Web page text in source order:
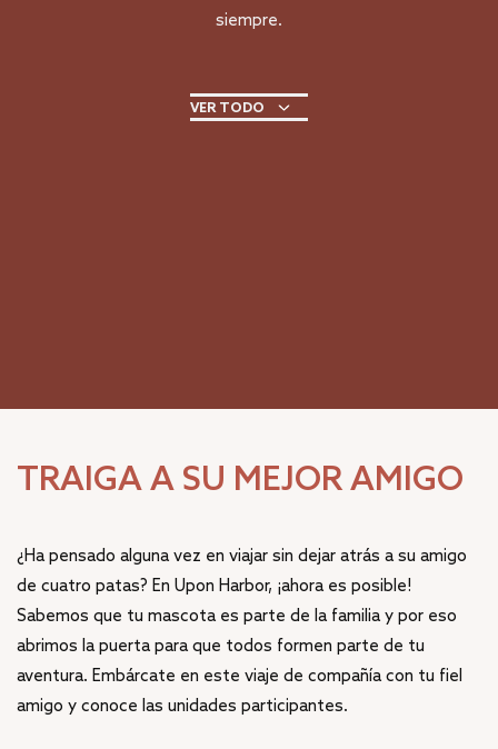
siempre.
VER TODO
TRAIGA A SU MEJOR AMIGO
¿Ha pensado alguna vez en viajar sin dejar atrás a su amigo
de cuatro patas? En Upon Harbor, ¡ahora es posible!
Sabemos que tu mascota es parte de la familia y por eso
abrimos la puerta para que todos formen parte de tu
aventura. Embárcate en este viaje de compañía con tu fiel
amigo y conoce las unidades participantes.